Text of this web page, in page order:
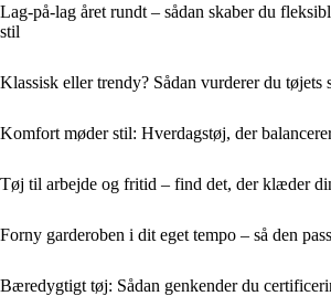
Lag-på-lag året rundt – sådan skaber du
stil
Klassisk eller trendy? Sådan vurderer du tøjets
Komfort møder stil: Hverdagstøj, der
Tøj til arbejde og fritid – find det, der klæder
Forny garderoben i dit eget tempo – så den
Bæredygtigt tøj: Sådan genkender du